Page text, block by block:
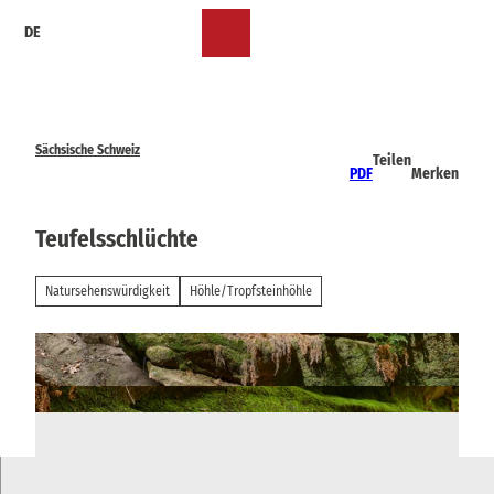
DE
Sächsische Schweiz
PDF
Teilen
Merken
Teufelsschlüchte
Natursehenswürdigkeit Höhle/Tropfsteinhöhle